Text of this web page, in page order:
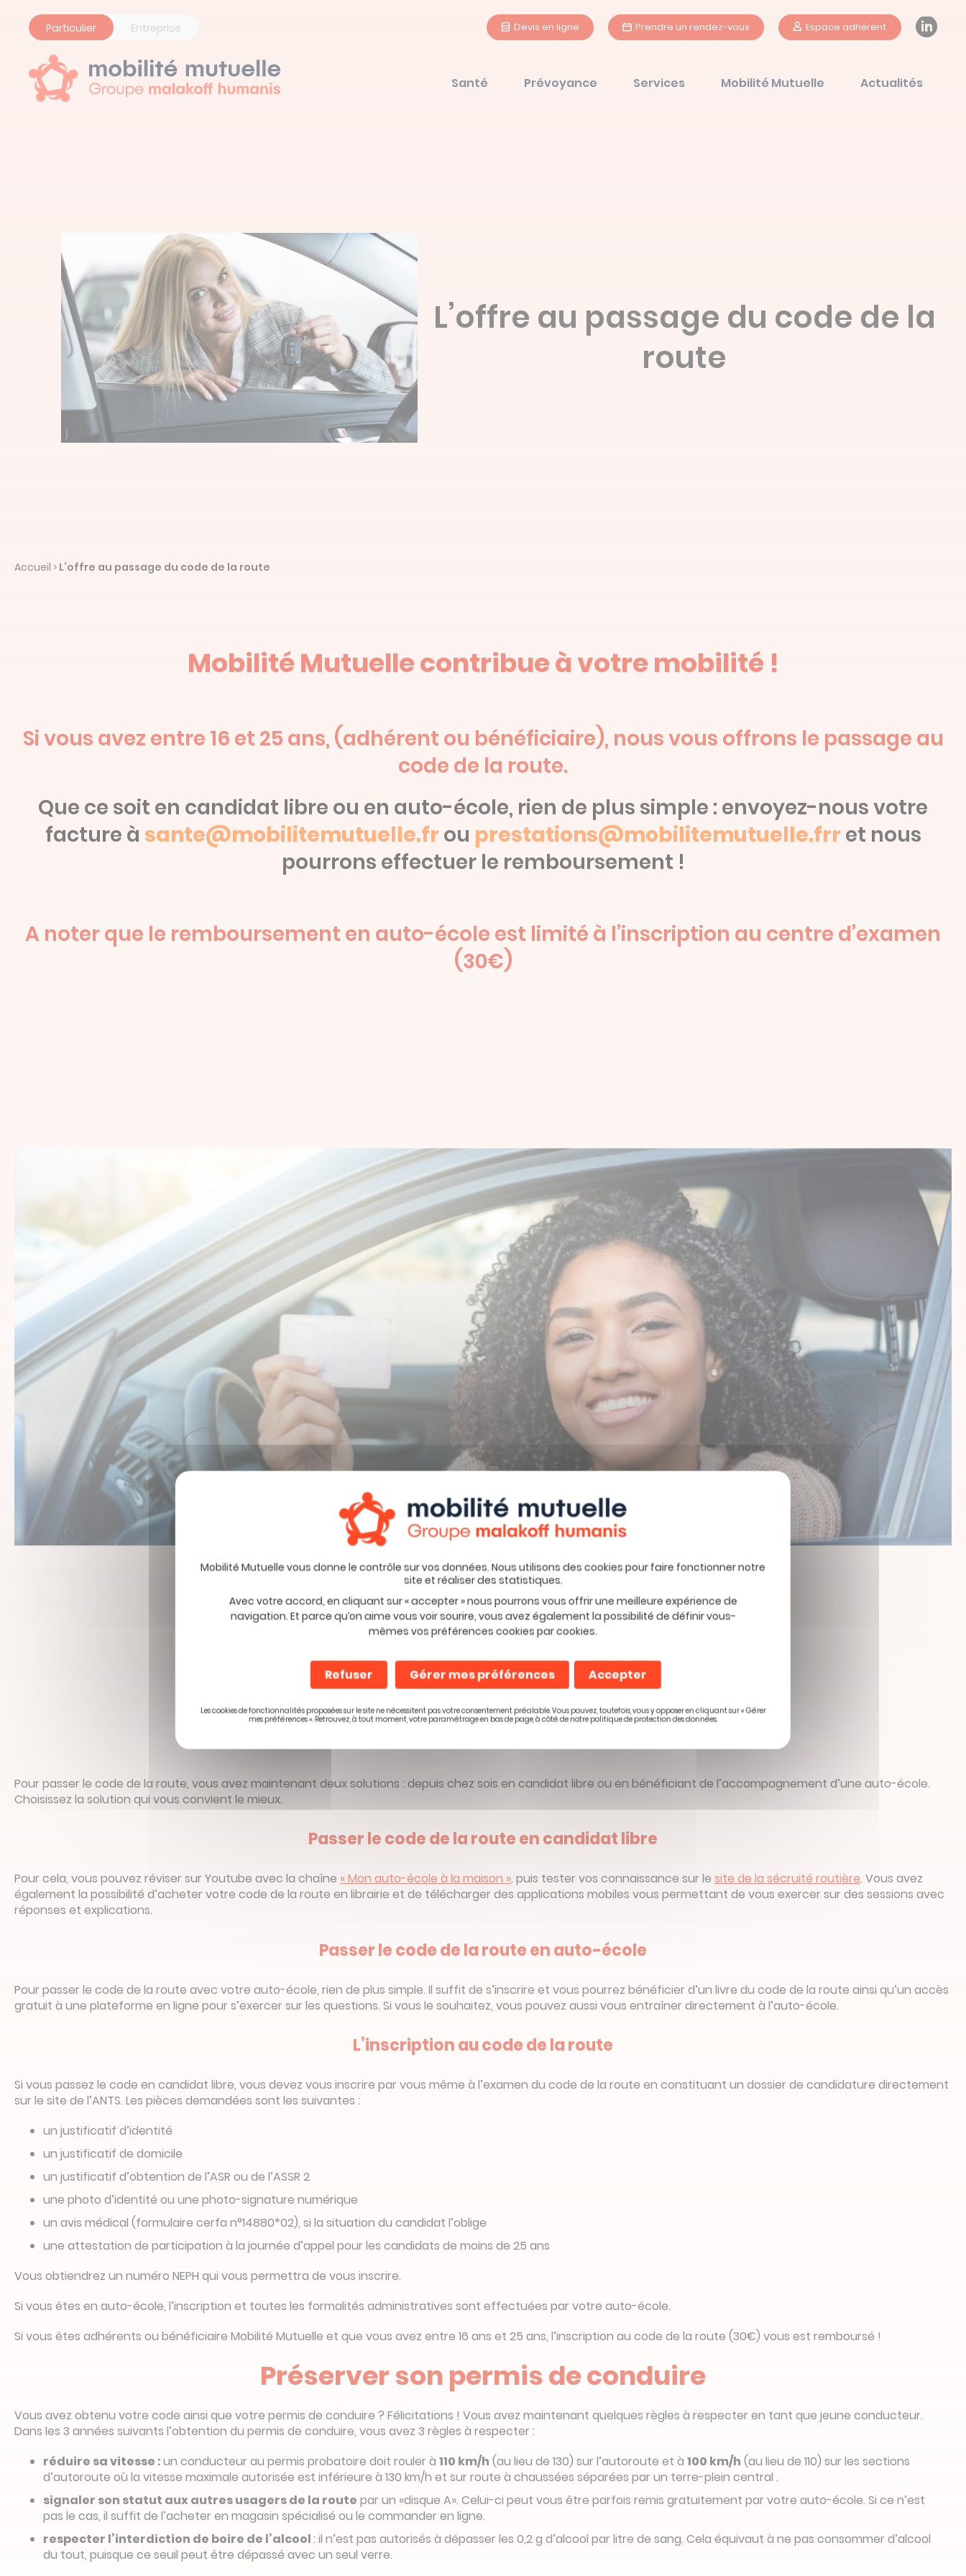
Particulier Entreprise Devis en ligne Prendre un rendez-vous Espace adhérent
Santé Prévoyance Services Mobilité Mutuelle Actualités
L’offre au passage du code de la
route
Accueil > L’offre au passage du code de la route
Mobilité Mutuelle contribue à votre mobilité !
Si vous avez entre 16 et 25 ans, (adhérent ou bénéficiaire), nous vous offrons le passage au
code de la route.
Que ce soit en candidat libre ou en auto-école, rien de plus simple : envoyez-nous votre
facture à sante@mobilitemutuelle.fr ou prestations@mobilitemutuelle.frr et nous
pourrons effectuer le remboursement !
A noter que le remboursement en auto-école est limité à l’inscription au centre d’examen
(30€)
Source : Stocklib
Le passage au code de la route
Pour passer le code de la route, vous avez maintenant deux solutions : depuis chez sois en candidat libre ou en bénéficiant de l’accompagnement d’une auto-école.
Choisissez la solution qui vous convient le mieux.
Passer le code de la route en candidat libre
Pour cela, vous pouvez réviser sur Youtube avec la chaîne « Mon auto-école à la maison ». puis tester vos connaissance sur le site de la sécruité routière. Vous avez
également la possibilité d’acheter votre code de la route en librairie et de télécharger des applications mobiles vous permettant de vous exercer sur des sessions avec
réponses et explications.
Passer le code de la route en auto-école
Pour passer le code de la route avec votre auto-école, rien de plus simple. Il suffit de s’inscrire et vous pourrez bénéficier d’un livre du code de la route ainsi qu’un accès
gratuit à une plateforme en ligne pour s’exercer sur les questions. Si vous le souhaitez, vous pouvez aussi vous entraîner directement à l’auto-école.
L’inscription au code de la route
Si vous passez le code en candidat libre, vous devez vous inscrire par vous même à l’examen du code de la route en constituant un dossier de candidature directement
sur le site de l’ANTS. Les pièces demandées sont les suivantes :
un justificatif d’identité
un justificatif de domicile
un justificatif d’obtention de l’ASR ou de l’ASSR 2
une photo d’identité ou une photo-signature numérique
un avis médical (formulaire cerfa n°14880*02), si la situation du candidat l’oblige
une attestation de participation à la journée d’appel pour les candidats de moins de 25 ans
Vous obtiendrez un numéro NEPH qui vous permettra de vous inscrire.
Si vous êtes en auto-école, l’inscription et toutes les formalités administratives sont effectuées par votre auto-école.
Si vous êtes adhérents ou bénéficiaire Mobilité Mutuelle et que vous avez entre 16 ans et 25 ans, l’inscription au code de la route (30€) vous est remboursé !
Préserver son permis de conduire
Vous avez obtenu votre code ainsi que votre permis de conduire ? Félicitations ! Vous avez maintenant quelques règles à respecter en tant que jeune conducteur.
Dans les 3 années suivants l’obtention du permis de conduire, vous avez 3 règles à respecter :
réduire sa vitesse :un conducteur au permis probatoire doit rouler à 110 km/h (au lieu de 130) sur l’autoroute et à 100 km/h (au lieu de 110) sur les sections
d’autoroute où la vitesse maximale autorisée est inférieure à 130 km/h et sur route à chaussées séparées par un terre-plein central .
signaler son statut aux autres usagers de la route par un «disque A». Celui-ci peut vous être parfois remis gratuitement par votre auto-école. Si ce n’est
pas le cas, il suffit de l’acheter en magasin spécialisé ou le commander en ligne.
respecter l’interdiction de boire de l’alcool: il n’est pas autorisés à dépasser les 0,2 g d’alcool par litre de sang. Cela équivaut à ne pas consommer d’alcool
du tout, puisque ce seuil peut être dépassé avec un seul verre.
Avec votre accord, en cliquant sur « accepter » nous pourrons vous offrir une meilleure expérience de
navigation. Et parce qu’on aime vous voir sourire, vous avez également la possibilité de définir vous-
mêmes vos préférences cookies par cookies.
Refuser Gérer mes préférences Accepter
Les cookies de fonctionnalités proposées sur le site ne nécessitent pas votre consentement préalable. Vous pouvez, toutefois, vous y opposer en cliquant sur « Gérer
mes préférences ». Retrouvez, à tout moment, votre paramétrage en bas de page, à côté de notre politique de protection des données.